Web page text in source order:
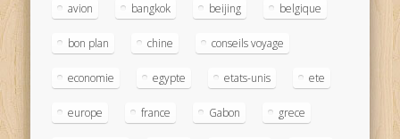
avion bangkok beijing belgique
bon plan chine conseils voyage
economie egypte etats-unis ete
europe france Gabon grece